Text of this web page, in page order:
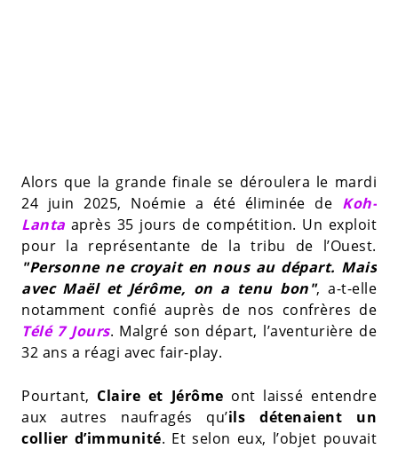
Alors que la grande finale se déroulera le mardi
24 juin 2025, Noémie a été éliminée de Koh-
Lanta après 35 jours de compétition. Un exploit
pour la représentante de la tribu de l’Ouest.
"Personne ne croyait en nous au départ. Mais
avec Maël et Jérôme, on a tenu bon", a-t-elle
notamment confié auprès de nos confrères de
Télé 7 Jours. Malgré son départ, l’aventurière de
32 ans a réagi avec fair-play.
Pourtant, Claire et Jérôme ont laissé entendre
aux autres naufragés qu’ils détenaient un
collier d’immunité. Et selon eux, l’objet pouvait